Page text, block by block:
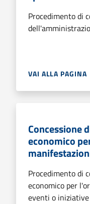
Procedimento di
VAI ALLA PAGINA
Concessione
economico
Procedimento di
economico per
eventi o iniziative